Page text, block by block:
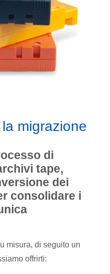
migrazione
di
tape,
dei
consolidare i
misura, di seguito un
offrirti: